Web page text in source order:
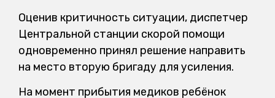
Оценив критичность ситуации, диспетчер
Центральной станции скорой помощи
одновременно принял решение направить
на место вторую бригаду для усиления.
На момент прибытия медиков ребёнок